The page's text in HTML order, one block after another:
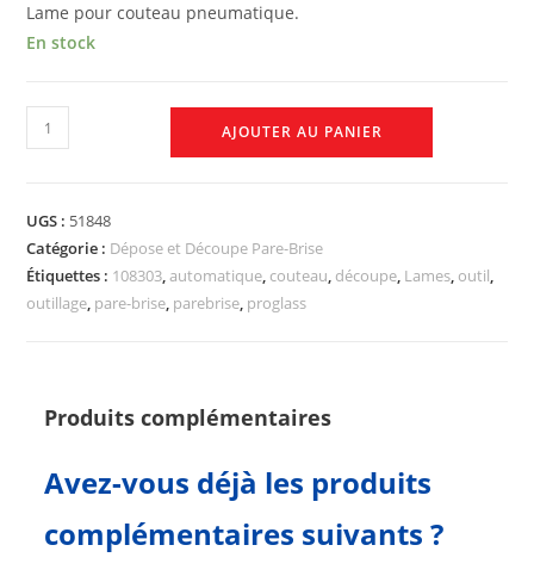
Lame pour couteau pneumatique.
En stock
AJOUTER AU PANIER
UGS : 51848
Catégorie : Dépose et Découpe Pare-Brise
Étiquettes : 108303,automatique, couteau, découpe, Lames, outil,
outillage, pare-brise, parebrise, proglass
Produits complémentaires
Avez-vous déjà les produits
complémentaires suivants ?